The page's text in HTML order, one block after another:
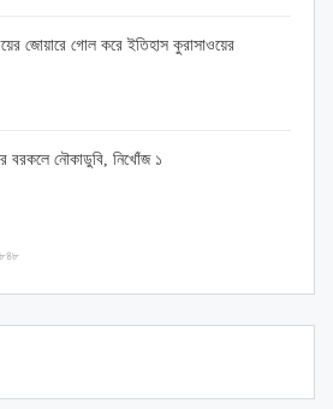
জোয়ারে গোল করে ইতিহাস কুরাসাওয়ের
বরকলে নৌকাডুবি, নিখোঁজ ১